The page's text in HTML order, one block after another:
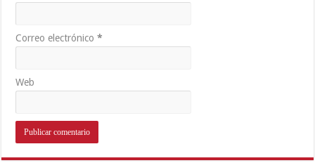
Correo electrónico*
Web